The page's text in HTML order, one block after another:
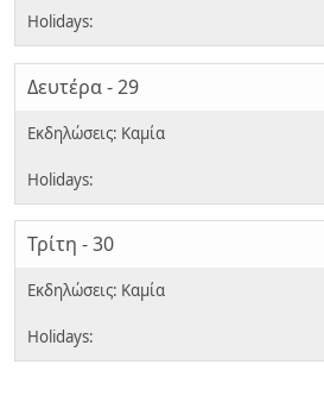
Δευτέρα - 29
Τρίτη - 30